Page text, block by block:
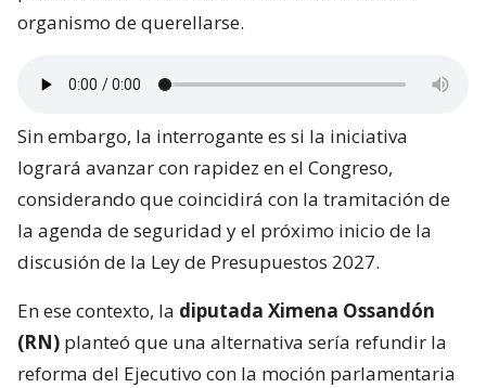
organismo de querellarse.
Sin embargo, la interrogante es si la iniciativa
logrará avanzar con rapidez en el Congreso,
considerando que coincidirá con la tramitación de
la agenda de seguridad y el próximo inicio de la
discusión de la Ley de Presupuestos 2027.
En ese contexto, la diputada Ximena Ossandón
(RN) planteó que una alternativa sería refundir la
reforma del Ejecutivo con la moción parlamentaria